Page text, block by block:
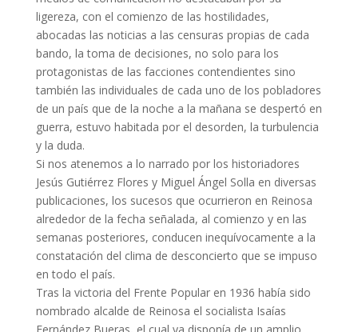
ligereza, con el comienzo de las hostilidades,
abocadas las noticias a las censuras propias de cada
bando, la toma de decisiones, no solo para los
protagonistas de las facciones contendientes sino
también las individuales de cada uno de los pobladores
de un país que de la noche a la mañana se despertó en
guerra, estuvo habitada por el desorden, la turbulencia
y la duda.
Si nos atenemos a lo narrado por los historiadores
Jesús Gutiérrez Flores y Miguel Ángel Solla en diversas
publicaciones, los sucesos que ocurrieron en Reinosa
alrededor de la fecha señalada, al comienzo y en las
semanas posteriores, conducen inequívocamente a la
constatación del clima de desconcierto que se impuso
en todo el país.
Tras la victoria del Frente Popular en 1936 había sido
nombrado alcalde de Reinosa el socialista Isaías
Fernández Bueras, el cual ya disponía de un amplio